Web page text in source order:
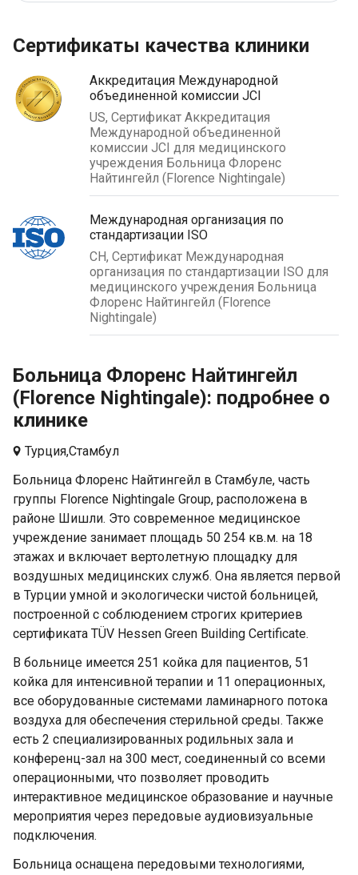
Сертификаты качества клиники
Аккредитация Международной
объединенной комиссии JCI
US, Сертификат Аккредитация
Международной объединенной
комиссии JCI для медицинского
учреждения Больница Флоренс
Найтингейл (Florence Nightingale)
Международная организация по
стандартизации ISO
CH, Сертификат Международная
организация по стандартизации ISO для
медицинского учреждения Больница
Флоренс Найтингейл (Florence
Nightingale)
Больница Флоренс Найтингейл
(Florence Nightingale): подробнее о
клинике
Турция,Стамбул
Больница Флоренс Найтингейл в Стамбуле, часть
группы Florence Nightingale Group, расположена в
районе Шишли. Это современное медицинское
учреждение занимает площадь 50 254 кв.м. на 18
этажах и включает вертолетную площадку для
воздушных медицинских служб. Она является первой
в Турции умной и экологически чистой больницей,
построенной с соблюдением строгих критериев
сертификата TÜV Hessen Green Building Certificate.
В больнице имеется 251 койка для пациентов, 51
койка для интенсивной терапии и 11 операционных,
все оборудованные системами ламинарного потока
воздуха для обеспечения стерильной среды. Также
есть 2 специализированных родильных зала и
конференц-зал на 300 мест, соединенный со всеми
операционными, что позволяет проводить
интерактивное медицинское образование и научные
мероприятия через передовые аудиовизуальные
подключения.
Больница оснащена передовыми технологиями,